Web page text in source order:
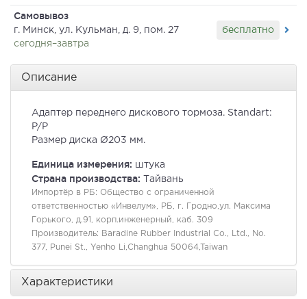
Самовывоз
г. Минск, ул. Кульман, д. 9, пом. 27
сегодня–завтра
бесплатно
Описание
Адаптер переднего дискового тормоза. Standart:
P/P
Размер диска Ø203 мм.
Единица измерения: штука
Страна производства: Тайвань
Импортёр в РБ: Общество с ограниченной
ответственностью «Инвелум», РБ, г. Гродно,ул. Максима
Горького, д.91, корп.инженерный, каб. 309
Производитель:
Baradine Rubber Industrial Co., Ltd., No.
377, Punei St., Yenho Li,Changhua 50064,Taiwan
Характеристики